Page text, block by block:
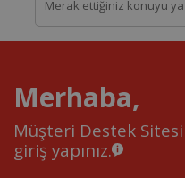
Merhaba,
Müşteri Destek
giriş yapınız.